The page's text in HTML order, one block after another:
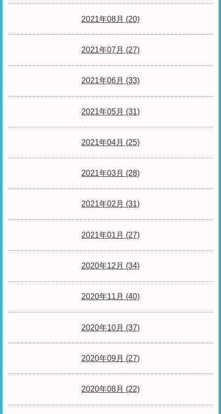
2021年08月 (20)
2021年07月 (27)
2021年06月 (33)
2021年05月 (31)
2021年04月 (25)
2021年03月 (28)
2021年02月 (31)
2021年01月 (27)
2020年12月 (34)
2020年11月 (40)
2020年10月 (37)
2020年09月 (27)
2020年08月 (22)